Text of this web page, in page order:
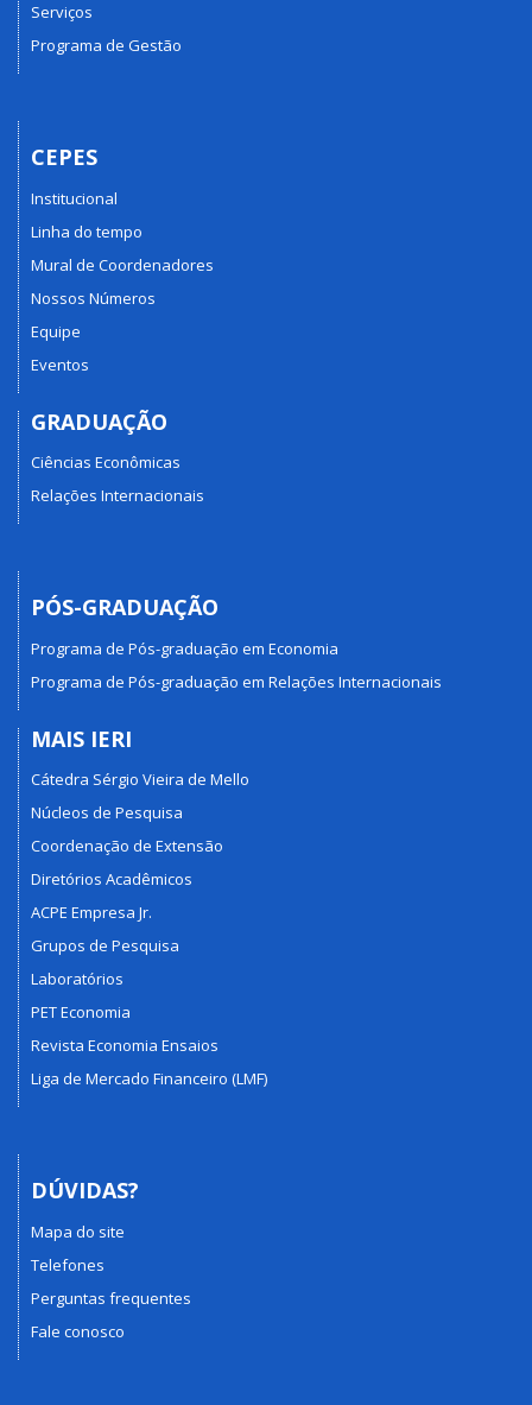
Serviços
Programa de Gestão
CEPES
Institucional
Linha do tempo
Mural de Coordenadores
Nossos Números
Equipe
Eventos
GRADUAÇÃO
Ciências Econômicas
Relações Internacionais
PÓS-GRADUAÇÃO
Programa de Pós-graduação em Economia
Programa de Pós-graduação em Relações Internacionais
MAIS IERI
Cátedra Sérgio Vieira de Mello
Núcleos de Pesquisa
Coordenação de Extensão
Diretórios Acadêmicos
ACPE Empresa Jr.
Grupos de Pesquisa
Laboratórios
PET Economia
Revista Economia Ensaios
Liga de Mercado Financeiro (LMF)
DÚVIDAS?
Mapa do site
Telefones
Perguntas frequentes
Fale conosco